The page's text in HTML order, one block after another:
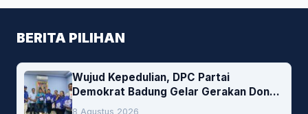
BERITA PILIHAN
Wujud Kepedulian, DPC Partai
Demokrat Badung Gelar Gerakan Donor
Darah
8 Agustus 2026